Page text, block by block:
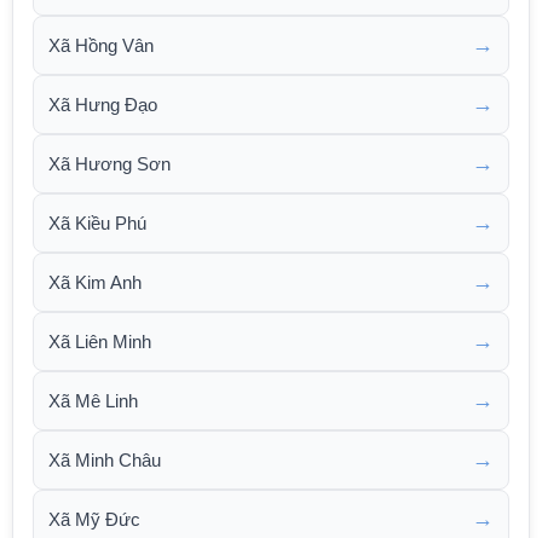
Xã Hồng Vân →
Xã Hưng Đạo →
Xã Hương Sơn →
Xã Kiều Phú →
Xã Kim Anh →
Xã Liên Minh →
Xã Mê Linh →
Xã Minh Châu →
Xã Mỹ Đức →